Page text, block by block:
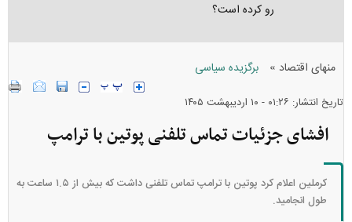
رو کرده است؟
منهای اقتصاد » برگزیده سیاسی
تاریخ انتشار: ۰۱:۲۶ - ۱۰ ارديبهشت ۱۴۰۵
افشای جزئیات تماس تلفنی پوتین با ترامپ
کرملین اعلام کرد پوتین با ترامپ تماس تلفنی داشت که بیش از ۱.۵ ساعت به
طول انجامید.